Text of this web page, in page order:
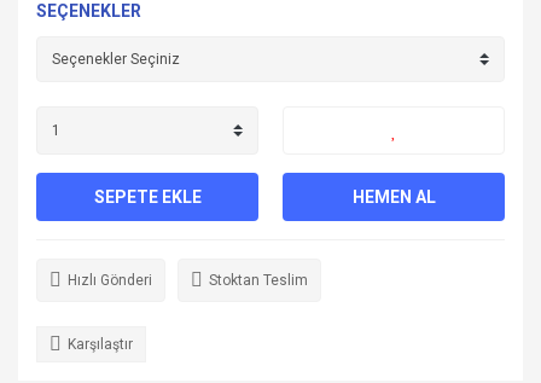
SEÇENEKLER
SEPETE EKLE HEMEN AL
Hızlı Gönderi Stoktan Teslim
Karşılaştır